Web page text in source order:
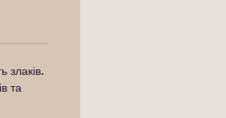
злаків.
та